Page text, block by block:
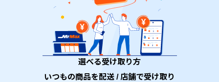
選べる受け取り方
いつもの商品を配送 / 店舗で受け取り